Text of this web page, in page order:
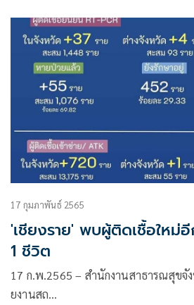
17 กุมภาพันธ์ 2565
'เชียงราย' พบผู้ติดเชื้อใหม่
1 ชีวิต
17 ก.พ.2565 – สำนักงานสาธารณสุขจัง
ยงานสถ…